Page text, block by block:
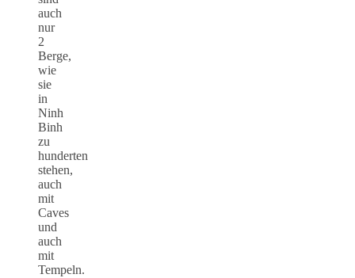
auch
nur
2
Berge,
wie
sie
in
Ninh
Binh
zu
hunderten
stehen,
auch
mit
Caves
und
auch
mit
Tempeln.